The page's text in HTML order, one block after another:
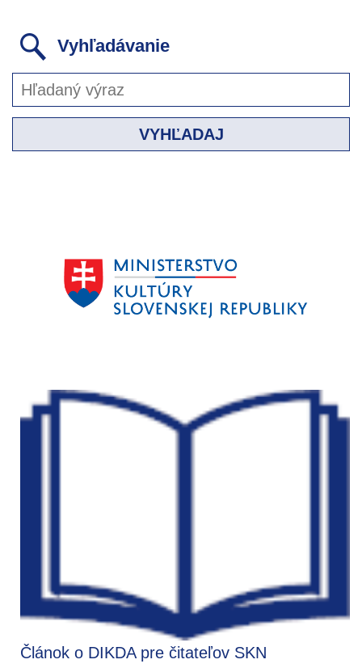
Vyhľadávanie
VYHĽADAJ
Článok o DIKDA pre čitateľov SKN